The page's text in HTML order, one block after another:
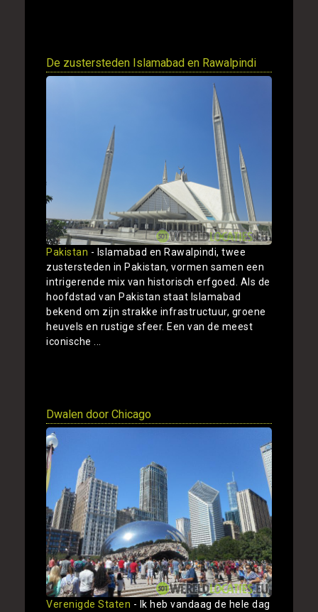
De zustersteden Islamabad en Rawalpindi
Pakistan - Islamabad en Rawalpindi, twee
zustersteden in Pakistan, vormen samen een
intrigerende mix van historisch erfgoed. Als de
hoofdstad van Pakistan staat Islamabad
bekend om zijn strakke infrastructuur, groene
heuvels en rustige sfeer. Een van de meest
iconische ...
Dwalen door Chicago
Verenigde Staten - Ik heb vandaag de hele dag